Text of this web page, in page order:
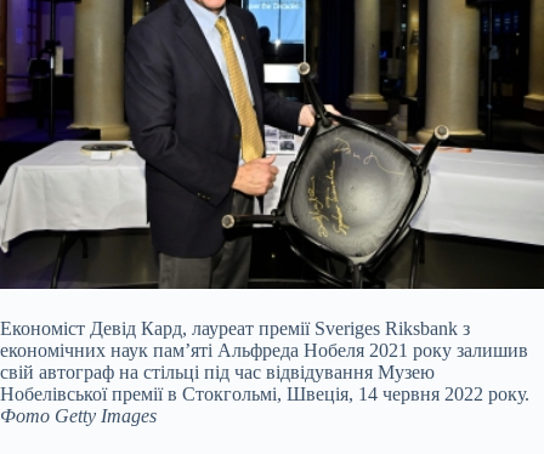
Економіст Девід Кард, лауреат премії Sveriges Riksbank з
економічних наук пам’яті Альфреда Нобеля 2021 року залишив
свій автограф на стільці під час відвідування Музею
Нобелівської премії в Стокгольмі, Швеція, 14 червня 2022 року.
Фото Getty Images